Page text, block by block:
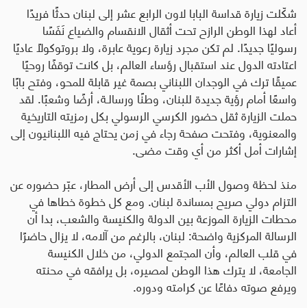
شكّلت زيارة قداسة البابا لاون الرابع عشر إلى لبنان حدثًا فريدًا
أعاد لهذا الوطن الرازح تحت أثقال الانقسام والضياع نَفَسًا
رسوليًا جديدًا. لم تكن مجرد زيارة رعوية عابرة، ولا بروتوكولًا عاديًا
اعتادته الدول عند استقبال رؤساء العالم، بل كانت توقفًا روحيًا
عميقًا ترك في الوجدان اللبناني بصمة غير قابلة للمحو، وفتح بابًا
واسعًا أمام رؤية جديدة للبنان، وطنًا ورسالـة، أرضًا وشعبًا. لقد
حملت الزيارة ثقل حضور الكرسي الرسولي بكل رمزيته التاريخية
والمعنوية، وفتحت صفحة رجاء في زمن يحتاج فيه اللبنانيون إلى
إشارات أمل أكثر من أي وقت مضى.
منذ لحظة وصول الأب الأقدس إلى أرض المطار، عبّر حضوره عن
التزام دولي صريح بمساندة لبنان. ومع كل خطوة خطاها في
محطات الزيارة الموزعة بين الدولة والكنيسة والشعب، بدا أن
الرسالة المركزية واضحة: لبنان، بالرغم من آلامه، لا يزال حاضرًا
في قلب العالم، وأن المجتمع الدولي، من خلال الكنيسة
الجامعة، لا يترك هذا الوطن لمصيره، بل يرافقه في محنته
ويرفع صوته دفاعًا عن كرامته ودوره.